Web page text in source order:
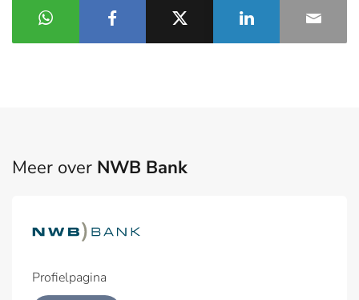
Meer over NWB Bank
Profielpagina